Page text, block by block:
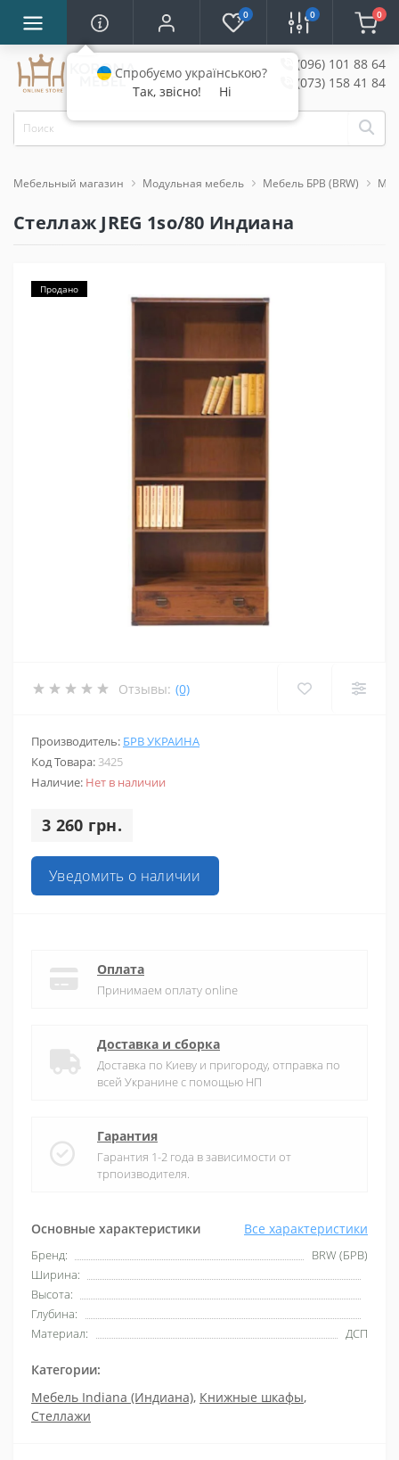
0 0 0
(096) 101 88 64
(073) 158 41 84
Мебельный магазин Модульная мебель Мебель БРВ (BRW)
Стеллаж JREG 1so/80 Индиана
Продано
Отзывы: (0)
Производитель: БРВ УКРАИНА
Код Товара: 3425
Наличие: Нет в наличии
3 260 грн.
Уведомить о наличии
Основные характеристики Все характеристики
Бренд:
BRW (БРВ)
Ширина:
Высота:
Глубина:
Материал:
ДСП
Категории:
Мебель Indiana (Индиана), Книжные шкафы,
Стеллажи
Оплата
Принимаем оплату online
Доставка и сборка
Доставка по Киеву и пригороду, отправка по
всей Укранине с помощью НП
Гарантия
Гарантия 1-2 года в зависимости от
трпоизводителя.
Спробуємо українською?
Так, звісно!
Ні